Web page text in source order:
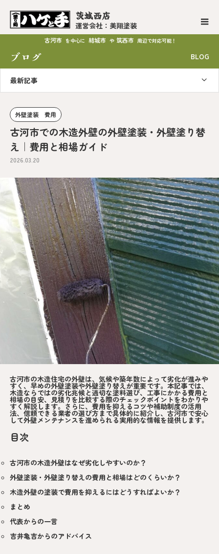
茨城西店
運営会社：美翔塗装
古河市 を中心に 結城市 や 筑西市 周辺で対応可能！
ブログ BLOG
最新記事
外壁塗装 費用
古河市での木造外壁の外壁塗装・外壁塗り替
え｜費用と相場ガイド
2026.03.20
古河市の木造住宅の外壁は、気候や築年数によって劣化が進みや
すく、早めの外壁塗装や外壁塗り替えが重要です。本記事では、
木造ならではの劣化兆候と適切な塗料選び、工事にかかる費用と
相場の目安、見積りを比較する際のチェックポイントをわかりや
すく解説します。さらに、費用を抑えるコツや補助制度の活用
法、信頼できる業者の選び方まで具体的に紹介し、古河市で安心
して外壁メンテナンスを進められる実用的な情報を提供します。
目次
古河市の木造外壁はなぜ劣化しやすいのか？
外壁塗装・外壁塗り替えの費用と相場はどのくらいか？
木造外壁の塗装で費用を抑えるにはどうすればよいか？
まとめ
代表からの一言
吉井亀吉からのアドバイス